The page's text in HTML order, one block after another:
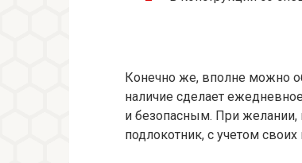
Конечно же, вполне можно
наличие сделает
и безопасным. При желании,
подлокотник, с учетом